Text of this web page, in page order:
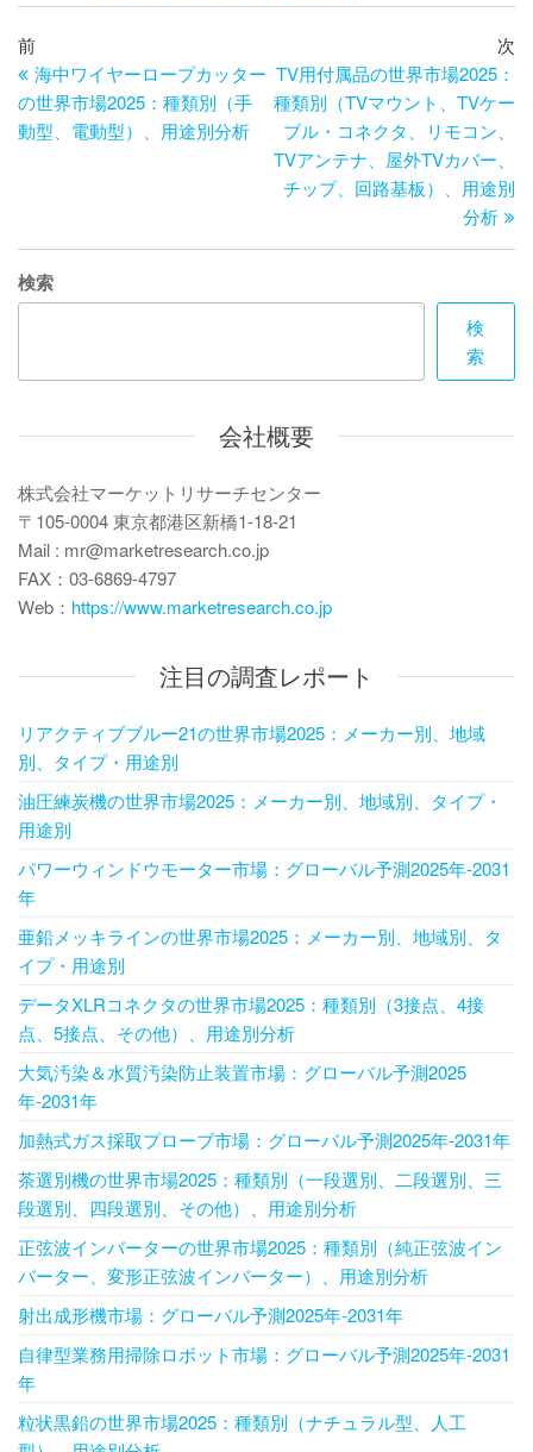
投
稿
ナ
ー
シ
過
去
の
投
前
海中ワイヤーロープカッター
の世界市場2025：種類別（手
動型、電動型）、用途別分析
次
TV用付属品の世界市場2025：
種類別（TVマウント、TVケー
ブル・コネクタ、リモコン、
TVアンテナ、屋外TVカバー、
チップ、回路基板）、用途別
分析
検索
検
索
会社概要
株式会社マーケットリサーチセンター
〒105-0004 東京都港区新橋1-18-21
Mail : mr@marketresearch.co.jp
FAX：03-6869-4797
Web： https://www.marketresearch.co.jp
注目の調査レポート
リアクティブブルー21の世界市場2025：メーカー別、地域
別、タイプ・用途別
油圧練炭機の世界市場2025：メーカー別、地域別、タイプ・
用途別
パワーウィンドウモーター市場：グローバル予測2025年-2031
年
亜鉛メッキラインの世界市場2025：メーカー別、地域別、タ
イプ・用途別
データXLRコネクタの世界市場2025：種類別（3接点、4接
点、5接点、その他）、用途別分析
大気汚染＆水質汚染防止装置市場：グローバル予測2025
年-2031年
加熱式ガス採取プローブ市場：グローバル予測2025年-2031年
茶選別機の世界市場2025：種類別（一段選別、二段選別、三
段選別、四段選別、その他）、用途別分析
正弦波インバーターの世界市場2025：種類別（純正弦波イン
バーター、変形正弦波インバーター）、用途別分析
射出成形機市場：グローバル予測2025年-2031年
自律型業務用掃除ロボット市場：グローバル予測2025年-2031
年
粒状黒鉛の世界市場2025：種類別（ナチュラル型、人工